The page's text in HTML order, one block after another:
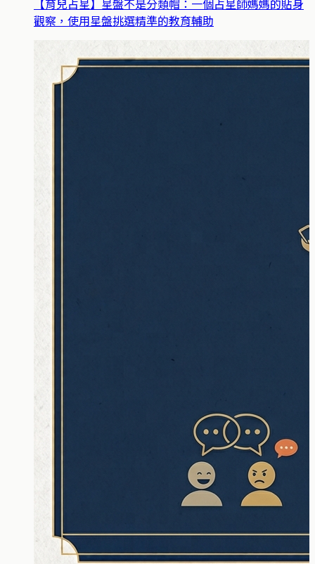
【育兒占星】星盤不是分類帽：一個占星師媽媽的貼身
觀察，使用星盤挑選精準的教育輔助